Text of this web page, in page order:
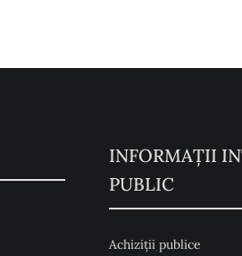
INFORMAȚII
PUBLIC
Achiziții publice